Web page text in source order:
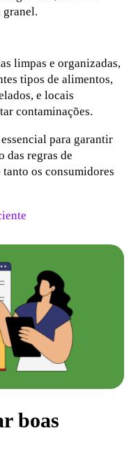
granel.
limpas e organizadas,
tipos de alimentos,
e locais
contaminações.
para garantir
das regras de
os consumidores
boas